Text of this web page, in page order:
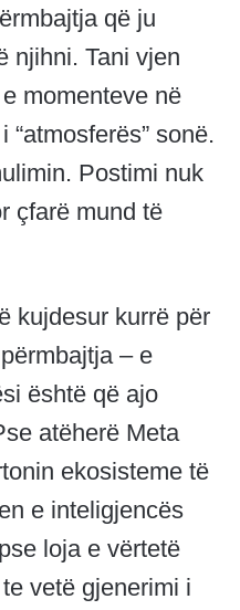
që ju
njihni. Tani vjen
momenteve në
sonë.
Postimi nuk
çfarë mund të
kujdesur kurrë për
– e
është që ajo
atëherë Meta
ekosisteme të
e inteligjencës
loja e vërtetë
vetë gjenerimi i